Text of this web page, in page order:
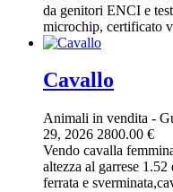
da genitori ENCI e
microchip, certificato
Cavallo
Animali in vendita -
29, 2026 2800.00 €
Vendo cavalla
altezza al garrese
ferrata e